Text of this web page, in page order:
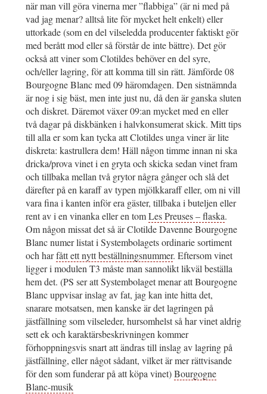
när man vill göra vinerna mer ”flabbiga” (är ni med på
vad jag menar? alltså lite för mycket helt enkelt) eller
uttorkade (som en del vilseledda producenter faktiskt gör
med berått mod eller så förstår de inte bättre). Det gör
också att viner som Clotildes behöver en del syre,
och/eller lagring, för att komma till sin rätt. Jämförde 08
Bourgogne Blanc med 09 häromdagen. Den sistnämnda
är nog i sig bäst, men inte just nu, då den är ganska sluten
och diskret. Däremot växer 09:an mycket med en eller
två dagar på diskbänken i halvkonsumerat skick. Mitt tips
till alla er som kan tycka att Clotildes unga viner är lite
diskreta: kastrullera dem! Häll någon timme innan ni ska
dricka/prova vinet i en gryta och skicka sedan vinet fram
och tillbaka mellan två grytor några gånger och slå det
därefter på en karaff av typen mjölkkaraff eller, om ni vill
vara fina i kanten inför era gäster, tillbaka i buteljen eller
rent av i en vinanka eller en tomLes Preuses – flaska.
Om någon missat det så är Clotilde Davenne Bourgogne
Blanc numer listat i Systembolagets ordinarie sortiment
och harfått ett nytt beställningsnummer. Eftersom vinet
ligger i modulen T3 måste man sannolikt likväl beställa
hem det. (PS ser att Systembolaget menar att Bourgogne
Blanc uppvisar inslag av fat, jag kan inte hitta det,
snarare motsatsen, men kanske är det lagringen på
jästfällning som vilseleder, hursomhelst så har vinet aldrig
sett ek och karaktärsbeskrivningen kommer
förhoppningsvis snart att ändras till inslag av lagring på
jästfällning, eller något sådant, vilket är mer rättvisande
för den som funderar på att köpa vinet)Bourgogne
Blanc-musik